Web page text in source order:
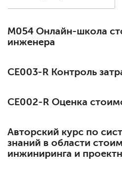
М054 Онлайн-школа
инженера
СЕ003-R Контроль
СЕ002-R Оценка
Авторский курс по
знаний в области
инжиниринга и